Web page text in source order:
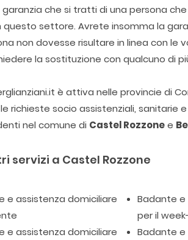
che si tratti di una persona
questo settore. Avrete insomma la
non dovesse risultare in linea con
la sostituzione con qualcuno di
è attiva nelle provincie di
richieste socio assistenziali,
nel comune di Castel Rozzonee
servizi a Castel Rozzone
e assistenza domiciliare
e assistenza domiciliare
Badante e
per il
Badante e